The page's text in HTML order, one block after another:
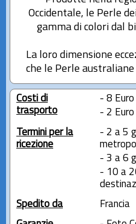
Occidentale, le Perle
gamma di colori dal
La loro dimensione
che le Perle
Costi di
trasporto
- 8 Euro
- 2
Termini per la
ricezione
- 2 a 5
- 3 a 6
- 10 a
Spedito da
Francia